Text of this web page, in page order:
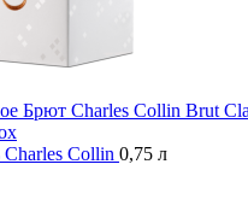
Брют Charles Collin Brut
Charles Collin 0,75 л